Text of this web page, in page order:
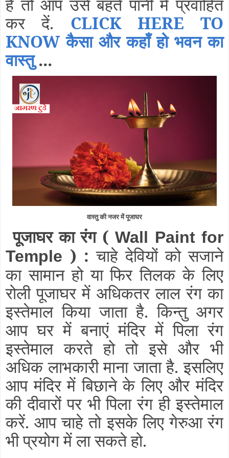
है तो आप उसे बहते पानी में प्रवाहित
कर दें. CLICK HERE TO
KNOW कैसा और कहाँ हो भवन का
वास्तु...
वास्तु की नजर में पूजाघर
पूजाघर का रंग ( Wall Paint for
Temple ) :चाहे देवियों को सजाने
का सामान हो या फिर तिलक के लिए
रोली पूजाघर में अधिकतर लाल रंग का
इस्तेमाल किया जाता है. किन्तु अगर
आप घर में बनाएं मंदिर में पिला रंग
इस्तेमाल करते हो तो इसे और भी
अधिक लाभकारी माना जाता है. इसलिए
आप मंदिर में बिछाने के लिए और मंदिर
की दीवारों पर भी पिला रंग ही इस्तेमाल
करें. आप चाहे तो इसके लिए गेरुआ रंग
भी प्रयोग में ला सकते हो.